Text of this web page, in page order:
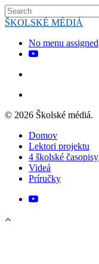
Skip
to
content
Close
ŠKOLSKÉ MÉDIÁ
search
Menu
No menu assigned
youtube
© 2026 Školské médiá.
Close
Menu
Domov
Lektori projektu
4 školské časopisy
Videá
Príručky
youtube